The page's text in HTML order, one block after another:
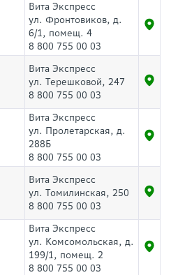
Вита Экспресс
ул. Фронтовиков, д.
6/1, помещ. 4
8 800 755 00 03
Вита Экспресс
ул. Терешковой, 247
8 800 755 00 03
Вита Экспресс
ул. Пролетарская, д.
288Б
8 800 755 00 03
Вита Экспресс
ул. Томилинская, 250
8 800 755 00 03
Вита Экспресс
ул. Комсомольская, д.
199/1, помещ. 2
8 800 755 00 03